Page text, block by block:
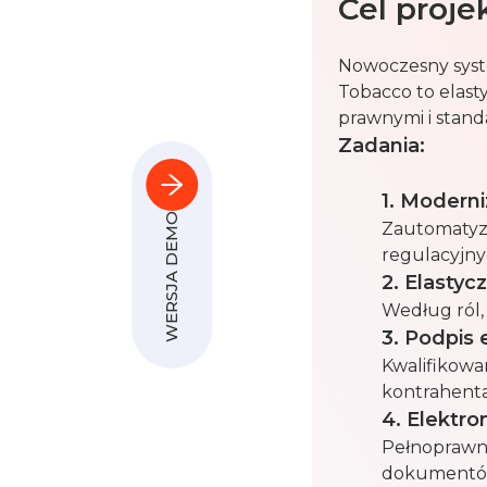
WERSJA DEMO
Cel
Nowoczesny
Tobacco to
prawnymi i
Zadania:
1.
2.
Według
3. Podpis
4.